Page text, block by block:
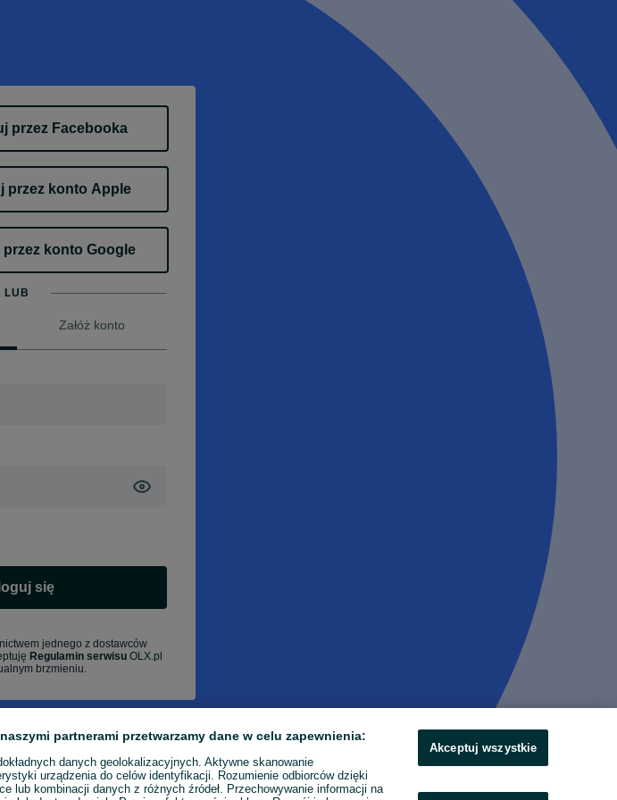
przez Facebooka
przez konto Apple
konto Google
LUB
Załóż konto
się
jednego z dostawców
Regulamin serwisu OLX.pl
brzmieniu.
partnerami przetwarzamy dane w celu zapewnienia:
danych geolokalizacyjnych. Aktywne skanowanie
urządzenia do celów identyfikacji. Rozumienie odbiorców dzięki
lub kombinacji danych z różnych źródeł. Przechowywanie informacji na
Akceptuj wszystkie